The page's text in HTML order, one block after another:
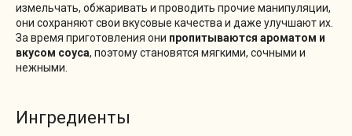
измельчать, обжаривать и проводить прочие манипуляции,
они сохраняют свои вкусовые качества и даже улучшают их.
За время приготовления они пропитываются ароматом и
вкусом соуса, поэтому становятся мягкими, сочными и
нежными.
Ингредиенты